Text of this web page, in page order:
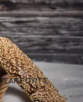
ΣΑΝΤΟΥΙΤΣ